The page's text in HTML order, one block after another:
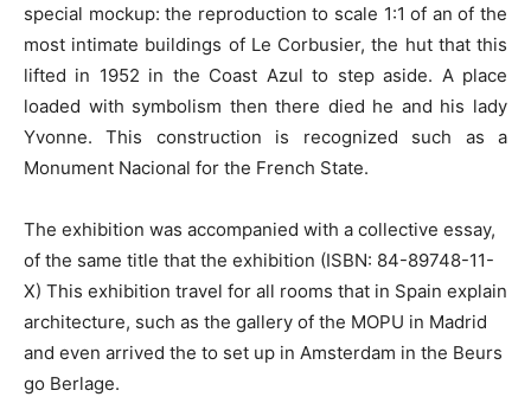
special mockup: the reproduction to scale 1:1 of an of the
most intimate buildings of Le Corbusier, the hut that this
lifted in 1952 in the Coast Azul to step aside. A place
loaded with symbolism then there died he and his lady
Yvonne. This construction is recognized such as a
Monument Nacional for the French State.
The exhibition was accompanied with a collective essay,
of the same title that the exhibition (ISBN: 84-89748-11-
X) This exhibition travel for all rooms that in Spain explain
architecture, such as the gallery of the MOPU in Madrid
and even arrived the to set up in Amsterdam in the Beurs
go Berlage.